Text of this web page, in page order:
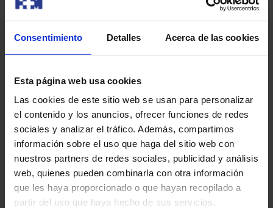
Consentimiento Detalles Acerca de las cookies
Esta página web usa cookies
Las cookies de este sitio web se usan para personalizar
el contenido y los anuncios, ofrecer funciones de redes
sociales y analizar el tráfico. Además, compartimos
información sobre el uso que haga del sitio web con
nuestros partners de redes sociales, publicidad y análisis
web, quienes pueden combinarla con otra información
que les haya proporcionado o que hayan recopilado a
partir del uso que haya hecho de sus servicios.
Area azionisti​
Sostenibilità​
Canale interno di informazione​
Fondazione HM Hospitales​
Facoltà HM Hospitales​
Istituto HM Hospitales​
Intranet HM Hospitales​
HM CIOCC​
HM CIEC​
HM CINAC​